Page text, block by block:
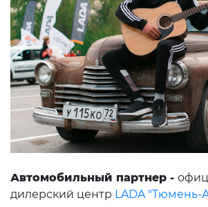
Автомобильный партнер -
дилерский центр LADA